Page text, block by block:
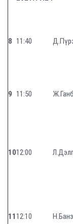
8 11:40
9 11:50
1012:00
1112:10